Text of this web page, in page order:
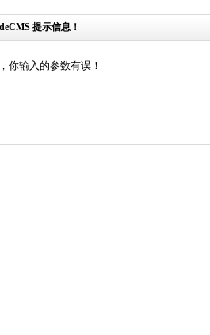
提示信息！
你输入的参数有误！